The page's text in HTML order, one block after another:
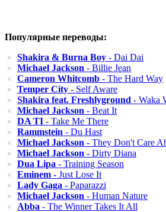
Популярные переводы:
Shakira & Burna Boy - Dai Dai
Michael Jackson - Billie Jean
Cameron Whitcomb - The Hard Way
Temper City - Self Aware
Shakira feat. Freshlyground - Waka
Michael Jackson - Beat It
DA TI - Take Me There
Rammstein - Du Hast
Michael Jackson - They Don't Care
Michael Jackson - Dirty Diana
Dua Lipa - Training Season
Eminem - Just Lose It
Lady Gaga - Paparazzi
Michael Jackson - Human Nature
Abba - The Winner Takes It All